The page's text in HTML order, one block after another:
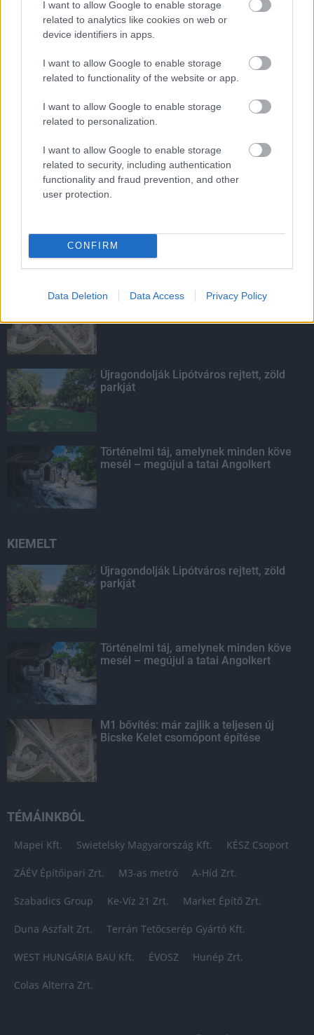
I want to allow Google to enable storage
related to analytics like cookies on web or
device identifiers in apps.
I want to allow Google to enable storage
related to functionality of the website or app.
I want to allow Google to enable storage
related to personalization.
I want to allow Google to enable storage
related to security, including authentication
functionality and fraud prevention, and other
user protection.
CONFIRM
Data Deletion Data Access Privacy Policy
mesél – megújul a tatai Angolkert
Mi épül?
Elkészült a Liszt Ferenc repülőtér
közműhálózatának fejlesztése
Mi épül?
Másfélszeresére bővítik
Hódmezővásárhely jó hírű református
iskoláját
LEGOLVASOTTABB
M1 bővítés: már zajlik a teljesen új
Újragondolják Lipótváros rejtett, zöld
parkját
Történelmi táj, amelynek minden köve
mesél – megújul a tatai Angolkert
KIEMELT
Újragondolják Lipótváros rejtett, zöld
parkját
Történelmi táj, amelynek minden köve
mesél – megújul a tatai Angolkert
M1 bővítés: már zajlik a teljesen új
Bicske Kelet csomópont építése
TÉMÁINKBÓL
Mapei Kft. Swietelsky Magyarország Kft. KÉSZ Csoport
ZÁÉV Építőipari Zrt. M3-as metró A-Híd Zrt.
Szabadics Group Ke-Víz 21 Zrt. Market Építő Zrt.
Duna Aszfalt Zrt. Terrán Tetőcserép Gyártó Kft.
WEST HUNGÁRIA BAU Kft. ÉVOSZ Hunép Zrt.
Colas Alterra Zrt.